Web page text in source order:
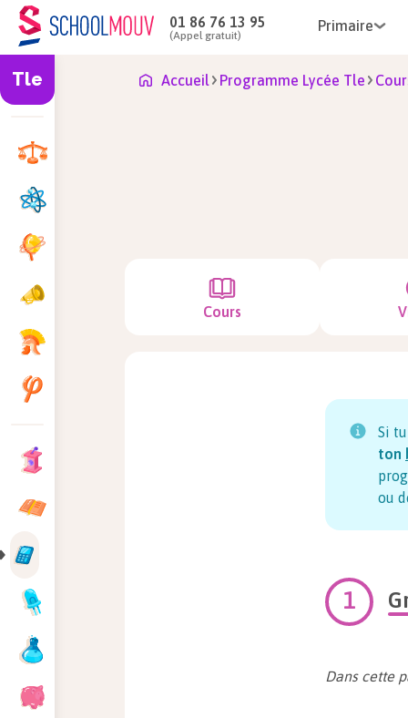
01 86 76 13 95
(Appel gratuit)
Primaire
Tle Accueil Programme Lycée Tle
Cours
Si
ton
ou
Dans cette